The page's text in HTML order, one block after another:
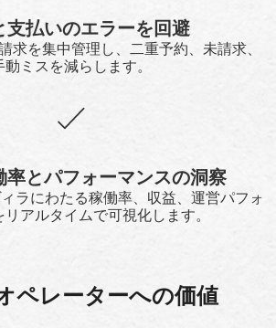
支払いのエラーを回避
求を集中管理し、二重予約、未請求、
動ミスを減らします。
率とパフォーマンスの洞察
ラにわたる稼働率、収益、運営パフォ
アルタイムで可視化します。
ペレーターへの価値